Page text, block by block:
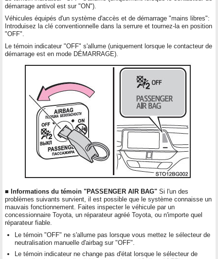
démarrage antivol est sur "ON").
Véhicules équipés d'un système d'accès et de démarrage "mains libres":
Introduisez la clé conventionnelle dans la serrure et tournez-la en position
"OFF".
Le témoin indicateur "OFF" s'allume (uniquement lorsque le contacteur de
démarrage est en mode DÉMARRAGE).
■ Informations du témoin "PASSENGER AIR BAG" Si l'un des
problèmes suivants survient, il est possible que le système connaisse un
mauvais fonctionnement. Faites inspecter le véhicule par un
concessionnaire Toyota, un réparateur agréé Toyota, ou n'importe quel
réparateur fiable.
Le témoin "OFF" ne s'allume pas lorsque vous mettez le sélecteur de
neutralisation manuelle d'airbag sur "OFF".
Le témoin indicateur ne change pas d'état lorsque le sélecteur de